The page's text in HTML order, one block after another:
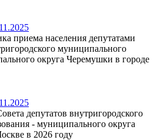
приема населения депутатами
муниципального
округа Черемушки в городе
депутатов внутригородского
- муниципального округа
в 2026 году